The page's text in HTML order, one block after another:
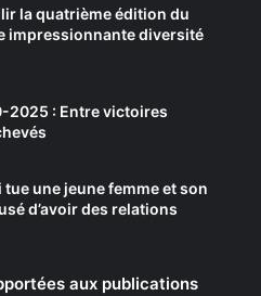
la quatrième édition du
impressionnante diversité
2025 : Entre victoires
une jeune femme et son
d’avoir des relations
aux publications